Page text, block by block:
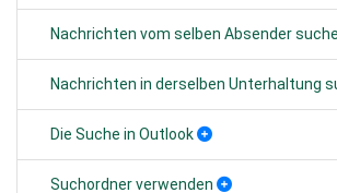
Nachrichten vom selben Absender
Nachrichten in derselben Unterhaltung
Die Suche in Outlook
Suchordner verwenden